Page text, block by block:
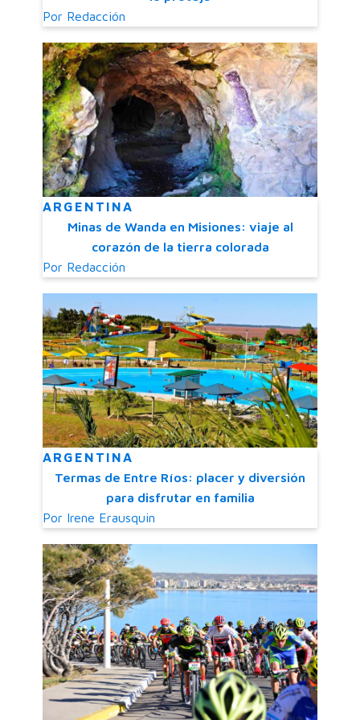
Por Redacción
ARGENTINA
Minas de Wanda en Misiones: viaje al
corazón de la tierra colorada
Por Redacción
ARGENTINA
Termas de Entre Ríos: placer y diversión
para disfrutar en familia
Por Irene Erausquin